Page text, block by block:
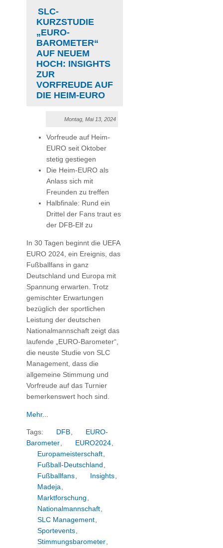
SLC-
KURZSTUDIE
„EURO-
BAROMETER“
AUF NEUEM
HOCH: INSIGHTS
ZUR
VORFREUDE AUF
DIE HEIM-EURO
Montag, Mai 13, 2024
Vorfreude auf Heim-
EURO seit Oktober
stetig gestiegen
Die Heim-EURO als
Anlass sich mit
Freunden zu treffen
Halbfinale: Rund ein
Drittel der Fans traut es
der DFB-Elf zu
In 30 Tagen beginnt die UEFA
EURO 2024, ein Ereignis, das
Fußballfans in ganz
Deutschland und Europa mit
Spannung erwarten. Trotz
gemischter Erwartungen
bezüglich der sportlichen
Leistung der deutschen
Nationalmannschaft zeigt das
laufende „EURO-Barometer“,
die neuste Studie von SLC
Management, dass die
allgemeine Stimmung und
Vorfreude auf das Turnier
bemerkenswert hoch sind.
Mehr...
Tags: DFB,
EURO-
Barometer, EURO2024,
Europameisterschaft,
Fußball-Deutschland ,
Fußballfans, Insights,
Madeja,
Marktforschung ,
Nationalmannschaft,
SLC Management,
Sportevents,
Stimmungsbarometer,